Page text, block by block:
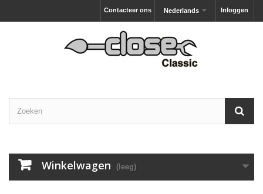
Inloggen
Nederlands
Contacteer ons
Winkelwagen (leeg)